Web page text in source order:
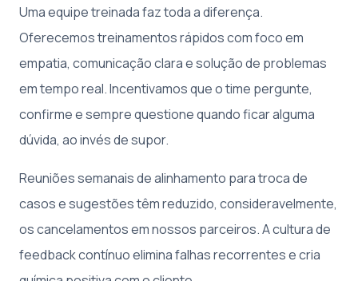
Uma equipe treinada faz toda a diferença.
Oferecemos treinamentos rápidos com foco em
empatia, comunicação clara e solução de problemas
em tempo real. Incentivamos que o time pergunte,
confirme e sempre questione quando ficar alguma
dúvida, ao invés de supor.
Reuniões semanais de alinhamento para troca de
casos e sugestões têm reduzido, consideravelmente,
os cancelamentos em nossos parceiros. A cultura de
feedback contínuo elimina falhas recorrentes e cria